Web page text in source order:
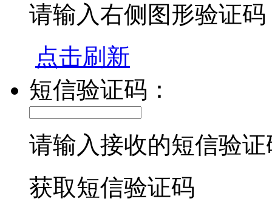
请输入右侧图形验证码
点击刷新
短信验证码：
请输入接收的短信验证
获取短信验证码